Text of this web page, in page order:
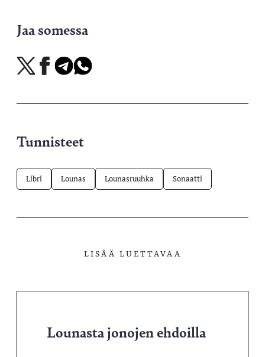
Jaa somessa
Jaa
X-
Jaa
Facebookissa
Jaa
Telegramissa
Jaa
WhatsAppissa
Tunnisteet
Libri Lounas Lounasruuhka Sonaatti
LISÄÄ LUETTAVAA
Lounasta jonojen ehdoilla